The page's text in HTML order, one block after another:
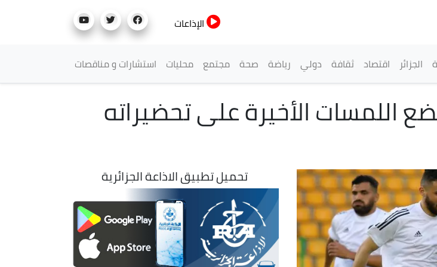
الإذاعات
الرئيسيةالجزائر اقتصاد ثقافة دولي رياضة صحة مجتمع محليات استشارات و مناقصات
اللمسات الأخيرة على تحضيراته
تحميل تطبيق الاذاعة الجزائرية